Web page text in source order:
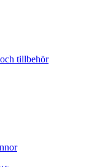
tillbehör